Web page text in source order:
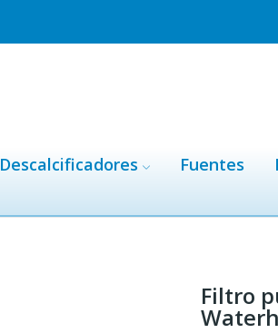
Descalcificadores Fuentes
Filtro